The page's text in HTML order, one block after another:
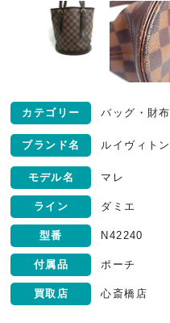
カテゴリー バッグ・財布
ブランド名 ルイヴィトン
モデル名 マレ
ライン ダミエ
型番 N42240
付属品 ポーチ
買取店 心斎橋店